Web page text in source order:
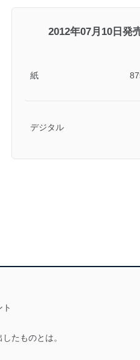
2012年07月10日発
紙
デジタル
たものとは。